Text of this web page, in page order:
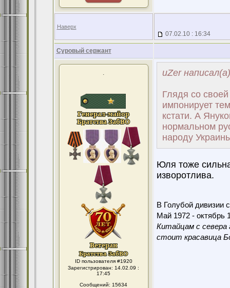
Наверх
07.02.10 : 16:34
Суровый сержант
.
ID пользователя #1920
Зарегистрирован: 14.02.09 :
17:45
Сообщений: 15634
uZer написал(а)
Глядя со
импонирует
кстати. А
нормальном
народу
Юля тоже
изворотлива.
В Голубой дивизии
Май 1972 - октябрь
Китайцам с севера
стоит красавица